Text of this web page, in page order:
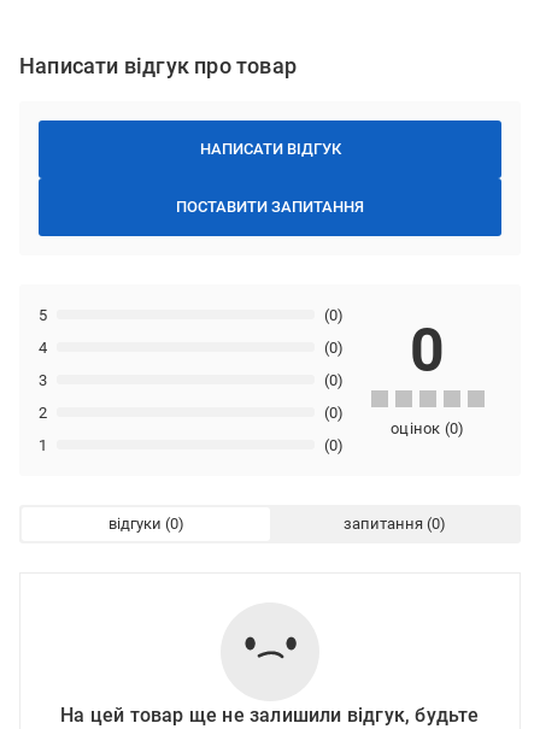
Написати відгук про товар
НАПИСАТИ ВІДГУК
ПОСТАВИТИ ЗАПИТАННЯ
1 (0)
2 (0)
3 (0)
4 (0)
5 (0)
0
оцінок (0)
відгуки запитання
На цей товар ще не залишили відгук, будьте